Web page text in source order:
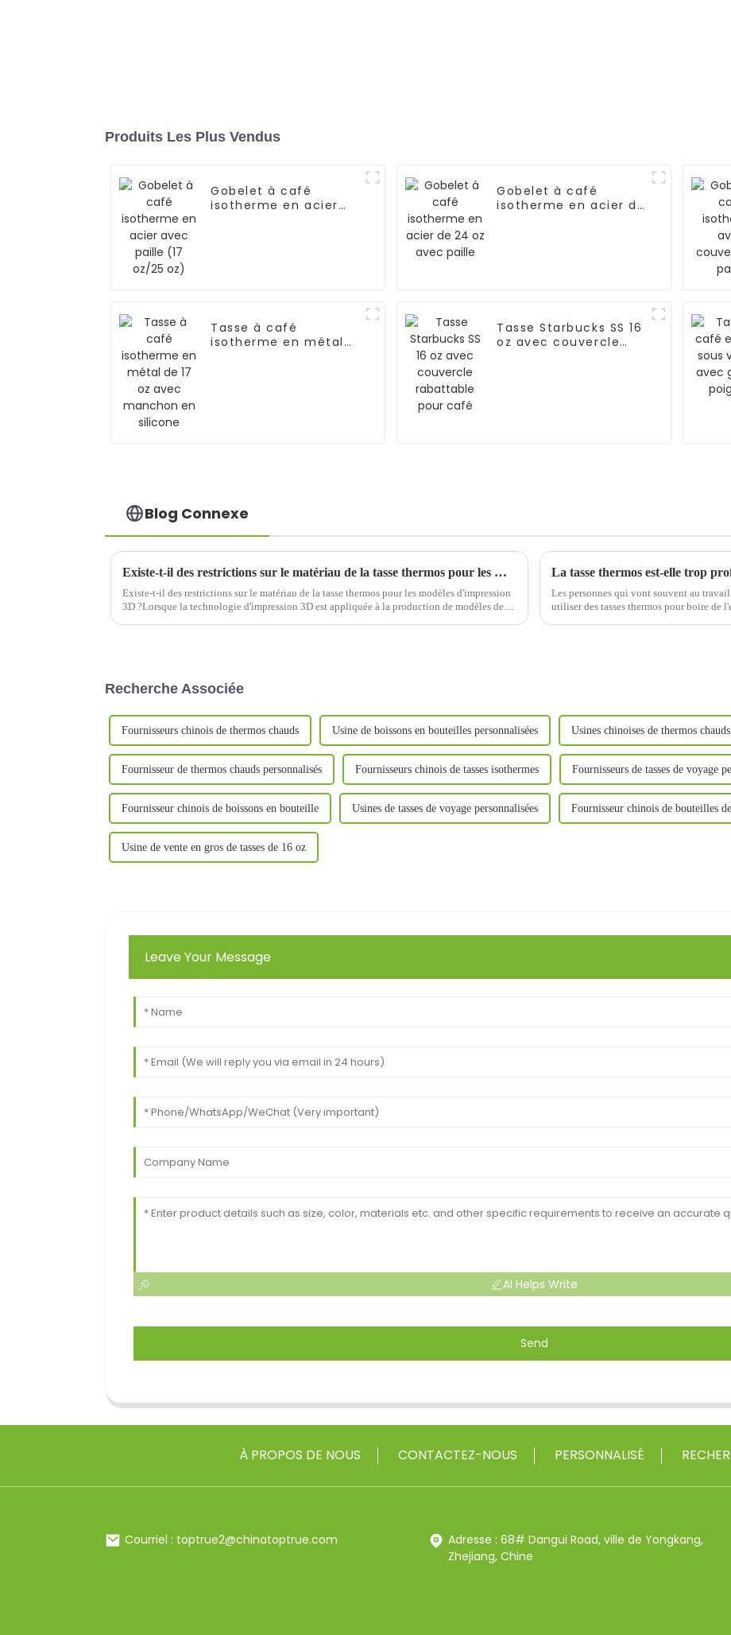
Produits Les Plus Vendus
Gobelet à café
isotherme en acier
Gobelet à café
isotherme en acier de
Tasse à café
isotherme en métal
Tasse Starbucks SS 16
oz avec couvercle
Blog Connexe
Existe-t-il des restrictions sur le matériau de la tasse thermos pour les modèles d'impression 3D ?
Existe-t-il des restrictions sur le matériau de la tasse thermos pour les modèles d'impression
3D ?Lorsque la technologie d'impression 3D est appliquée à la production de modèles de
Les personnes qui vont souvent au
utiliser des tasses thermos pour boire de
Recherche Associée
Fournisseurs chinois de thermos chauds Usine de boissons en bouteilles personnalisées Usines chinoises de thermos chauds
Fournisseur de thermos chauds personnalisés Fournisseurs chinois de tasses isothermes Fournisseurs de tasses de voyage
Fournisseur chinois de boissons en bouteille Usines de tasses de voyage personnalisées Fournisseur chinois de bouteilles
Usine de vente en gros de tasses de 16 oz
Leave Your Message
AI Helps Write
Send
À PROPOS DE NOUS CONTACTEZ-NOUS PERSONNALISÉ
Courriel : toptrue2@chinatoptrue.com
Adresse : 68# Dangui Road, ville de Yongkang,
Zhejiang, Chine